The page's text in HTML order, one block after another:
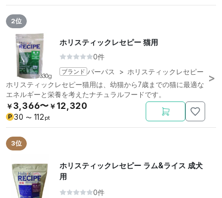
2位
ホリスティックレセピー 猫用
0件
ブランド パーパス > ホリスティックレセピー
ホリスティックレセピー猫用は、幼猫から7歳までの猫に最適な
エネルギーと栄養を考えたナチュラルフードです。
￥3,366〜 ￥ 12,320
P 30 〜 112 pt
3位
ホリスティックレセピー ラム&ライス 成犬
用
0件